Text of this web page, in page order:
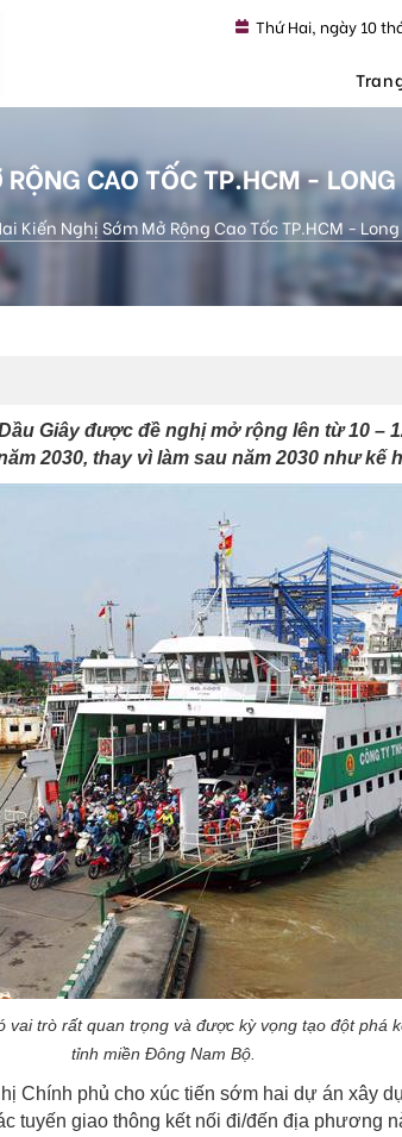
Thứ Hai, ngày 10
CAO TỐC TP.HCM -
Kiến Nghị Sớm Mở Rộng Cao Tốc TP.HCM -
Giây được đề nghị mở rộng lên từ 10 –
2030, thay vì làm sau năm 2030 như kế
trò rất quan trọng và được kỳ vọng tạo đột phá
tỉnh miền Đông Nam Bộ.
Chính phủ cho xúc tiến sớm hai dự án xây
tuyến giao thông kết nối đi/đến địa phương